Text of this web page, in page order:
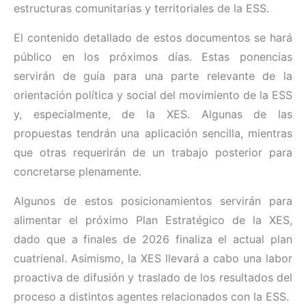
estructuras comunitarias y territoriales de la ESS.
El contenido detallado de estos documentos se hará
público en los próximos días. Estas ponencias
servirán de guía para una parte relevante de la
orientación política y social del movimiento de la ESS
y, especialmente, de la XES. Algunas de las
propuestas tendrán una aplicación sencilla, mientras
que otras requerirán de un trabajo posterior para
concretarse plenamente.
Algunos de estos posicionamientos servirán para
alimentar el próximo Plan Estratégico de la XES,
dado que a finales de 2026 finaliza el actual plan
cuatrienal. Asimismo, la XES llevará a cabo una labor
proactiva de difusión y traslado de los resultados del
proceso a distintos agentes relacionados con la ESS.